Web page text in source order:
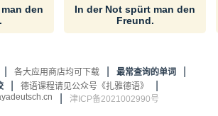
den
In der Not spürt man den
Freund.
各大应用商店均可下载 最常查询的单词
德语课程请见公众号《扎雅德语》
津ICP备2021002990号